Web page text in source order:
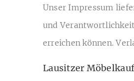
Unser Impressum
und
erreichen können.
Lausitzer